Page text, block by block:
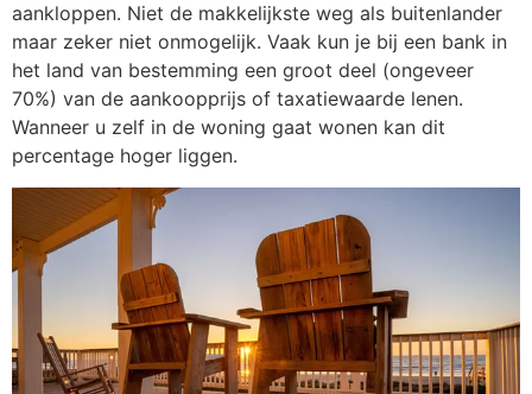
aankloppen. Niet de makkelijkste weg als buitenlander
maar zeker niet onmogelijk. Vaak kun je bij een bank in
het land van bestemming een groot deel (ongeveer
70%) van de aankoopprijs of taxatiewaarde lenen.
Wanneer u zelf in de woning gaat wonen kan dit
percentage hoger liggen.